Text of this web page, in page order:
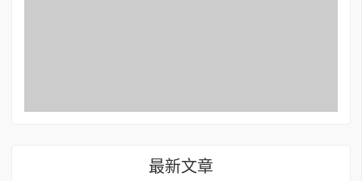
最新文章